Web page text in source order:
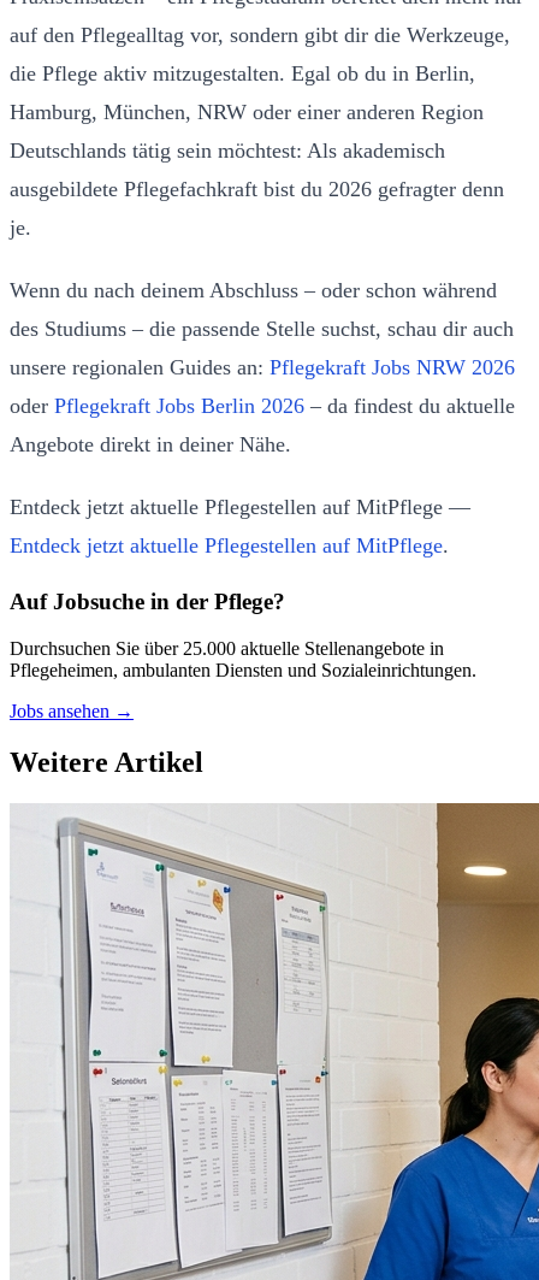
auf den Pflegealltag vor, sondern gibt dir die Werkzeuge,
die Pflege aktiv mitzugestalten. Egal ob du in Berlin,
Hamburg, München, NRW oder einer anderen Region
Deutschlands tätig sein möchtest: Als akademisch
ausgebildete Pflegefachkraft bist du 2026 gefragter denn
je.
Wenn du nach deinem Abschluss – oder schon während
des Studiums – die passende Stelle suchst, schau dir auch
unsere regionalen Guides an: Pflegekraft Jobs NRW 2026
oder Pflegekraft Jobs Berlin 2026 – da findest du aktuelle
Angebote direkt in deiner Nähe.
Entdeck jetzt aktuelle Pflegestellen auf MitPflege —
Entdeck jetzt aktuelle Pflegestellen auf MitPflege.
Auf Jobsuche in der Pflege?
Durchsuchen Sie über 25.000 aktuelle Stellenangebote in
Pflegeheimen, ambulanten Diensten und Sozialeinrichtungen.
Jobs ansehen →
Weitere Artikel